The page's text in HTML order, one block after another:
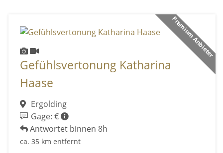
Premium Anbieter
Gefühlsvertonung Katharina
Haase
Ergolding
Gage: €
Antwortet binnen 8h
ca. 35 km entfernt